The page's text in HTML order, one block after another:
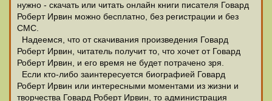
нужно - скачать или читать онлайн книги писателя Говард
Роберт Ирвин можно бесплатно, без регистрации и без
СМС.
Надеемся, что от скачивания произведения Говард
Роберт Ирвин, читатель получит то, что хочет от Говард
Роберт Ирвин, и его время не будет потрачено зря.
Если кто-либо заинтересуется биографией Говард
Роберт Ирвин или интересными моментами из жизни и
творчества Говард Роберт Ирвин, то администрация